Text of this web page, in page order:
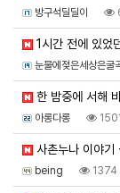
방구석딜딜이
1시간 전에 있었
눈물에젖은세상은굴
한 밤중에 서해
아롱다롱 1501
사촌누나 이야
being 1374